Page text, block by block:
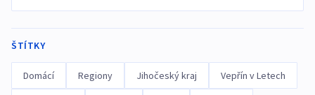
ŠTÍTKY
Domácí Regiony Jihočeský kraj Vepřín v Letech